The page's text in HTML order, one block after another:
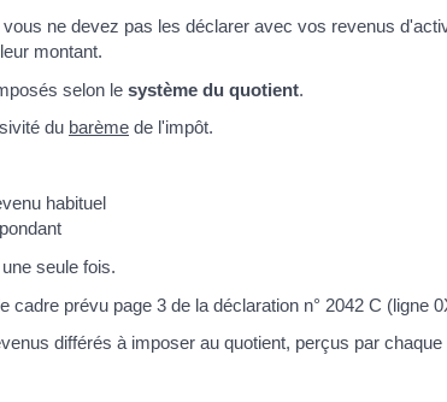
ne devez pas les déclarer avec vos revenus
montant.
selon le système du quotient.
du barème de l'impôt.
habituel
seule fois.
prévu page 3 de la déclaration n° 2042 C (ligne
différés à imposer au quotient, perçus par